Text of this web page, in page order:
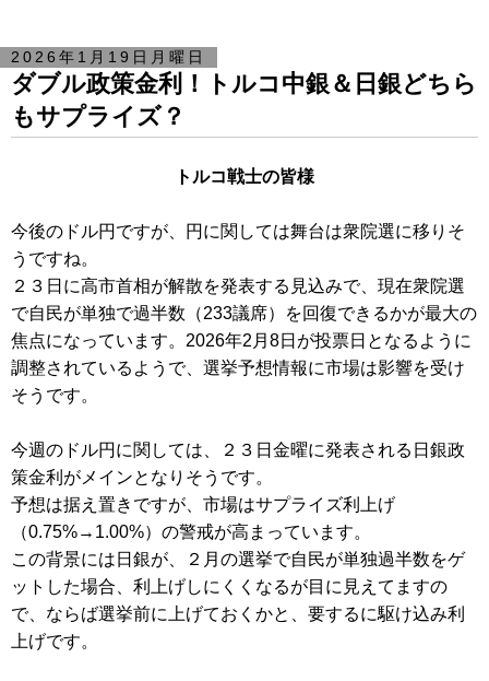
2026年1月19日月曜日
ダブル政策金利！トルコ中銀＆日銀どちら
もサプライズ？
トルコ戦士の皆様
今後のドル円ですが、円に関しては舞台は衆院選に移りそ
うですね。
２３日に高市首相が解散を発表する見込みで、現在衆院選
で自民が単独で過半数（233議席）を回復できるかが最大の
焦点になっています。2026年2月8日が投票日となるように
調整されているようで、選挙予想情報に市場は影響を受け
そうです。
今週のドル円に関しては、２３日金曜に発表される日銀政
策金利がメインとなりそうです。
予想は据え置きですが、市場はサプライズ利上げ
（0.75%→1.00%）の警戒が高まっています。
この背景には日銀が、２月の選挙で自民が単独過半数をゲ
ットした場合、利上げしにくくなるが目に見えてますの
で、ならば選挙前に上げておくかと、要するに駆け込み利
上げです。